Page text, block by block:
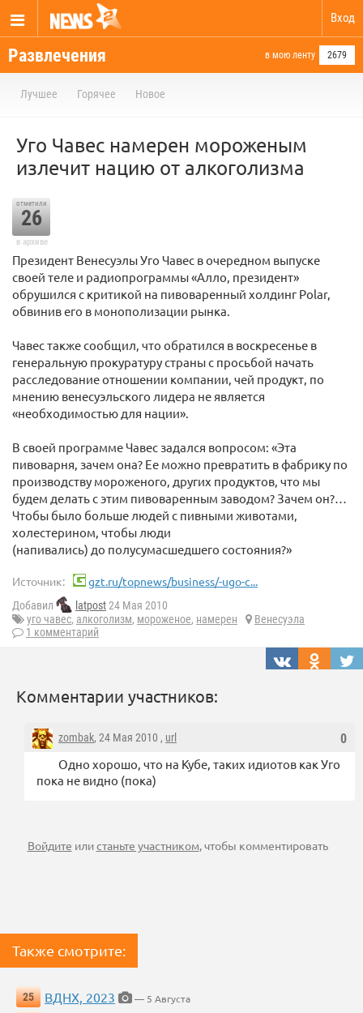
Вход
Развлечения в мою ленту 2679
Лучшее Горячее Новое
Уго Чавес намерен мороженым
излечит нацию от алкоголизма
отметили
26
в архиве
Президент Венесуэлы Уго Чавес в очередном выпуске
своей теле и радиопрограммы «Алло, президент»
обрушился с критикой на пивоваренный холдинг Polar,
обвинив его в монополизации рынка.
Чавес также сообщил, что обратился в воскресенье в
генеральную прокуратуру страны с просьбой начать
расследование отношении компании, чей продукт, по
мнению венесуэльского лидера не является
«необходимостью для нации».
В своей программе Чавес задался вопросом: «Эта
пивоварня, зачем она? Ее можно превратить в фабрику по
производству мороженого, других продуктов, что мы
будем делать с этим пивоваренным заводом? Зачем он?…
Чтобы было больше людей с пивными животами,
холестерином, чтобы люди
(напивались) до полусумасшедшего состояния?»
Источник: gzt.ru/topnews/business/-ugo-c...
Добавил latpost24 Мая 2010
уго чавес, алкоголизм, мороженое, намерен
Венесуэла
1 комментарий
Комментарии участников:
0
zombak, 24 Мая 2010 , url
Одно хорошо, что на Кубе, таких идиотов как Уго
пока не видно (пока)
Войдите илистаньте участником, чтобы комментировать
Также смотрите:
25 ВДНХ, 2023
— 5 Августа